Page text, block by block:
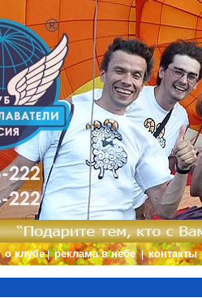
о клубе|реклама в небе|контакты